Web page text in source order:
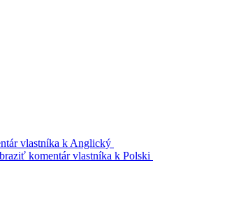
vlastníka k Anglický
komentár vlastníka k Polski